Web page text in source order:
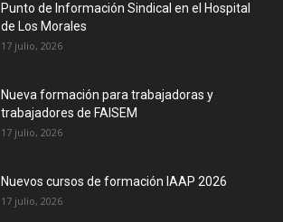
Punto de Información Sindical en el Hospital
de Los Morales
17 julio, 2026
Nueva formación para trabajadoras y
trabajadores de FAISEM
17 julio, 2026
Nuevos cursos de formación IAAP 2026
17 julio, 2026